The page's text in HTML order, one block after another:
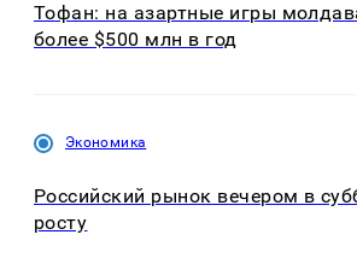
Тофан: на азартные игры
более $500 млн в год
Экономика
Российский рынок вечером в
росту